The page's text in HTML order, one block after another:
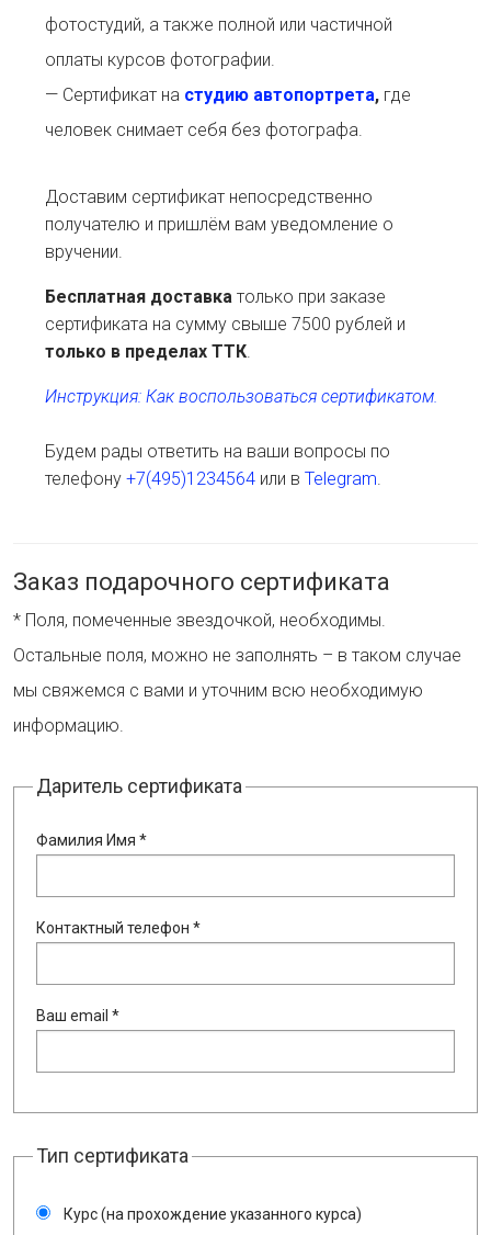
фотостудий, а также полной или частичной
оплаты курсов фотографии.
— Сертификат на студию автопортрета,где
человек снимает себя без фотографа.
Доставим сертификат непосредственно
получателю и пришлём вам уведомление о
вручении.
Бесплатная доставка только при заказе
сертификата на сумму свыше 7500 рублей и
только в пределах ТТК.
Инструкция: Как воспользоваться сертификатом.
Будем рады ответить на ваши вопросы по
телефону +7(495)1234564или в Telegram
Заказ подарочного сертификата
* Поля, помеченные звездочкой, необходимы.
Остальные поля, можно не заполнять – в таком случае
мы свяжемся с вами и уточним всю необходимую
информацию.
Даритель сертификата
Фамилия Имя *
Контактный телефон *
Ваш email *
Тип сертификата
Курс (на прохождение указанного курса)